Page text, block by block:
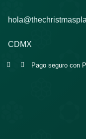
CDMX
Pago seguro con